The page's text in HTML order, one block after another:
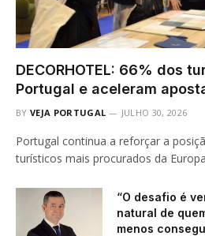
DECORHOTEL: 66% dos
Portugal e aceleram
BY VEJA PORTUGAL JULHO 30, 2026
Portugal continua a reforçar a
turísticos mais procurados da
“O desafio é
natural de
menos